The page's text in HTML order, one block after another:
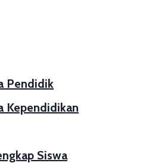
Pendidik
Kependidikan
Siswa